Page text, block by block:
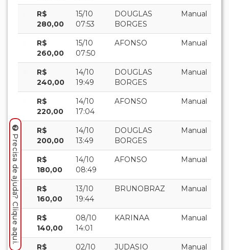
R$
280,00
15/10
07:53
DOUGLAS
BORGES
Manual
R$
260,00
15/10
07:50
AFONSO Manual
R$
240,00
14/10
19:49
DOUGLAS
BORGES
Manual
R$
220,00
14/10
17:04
AFONSO Manual
R$
200,00
14/10
13:49
DOUGLAS
BORGES
Manual
R$
180,00
14/10
08:49
AFONSO Manual
R$
160,00
13/10
19:44
BRUNOBRAZ Manual
R$
140,00
08/10
14:01
KARINAA Manual
R$ 02/10 JUDASIO Manual
Precisa de ajuda? Clique aqui.